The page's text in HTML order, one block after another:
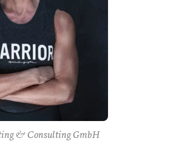
& Consulting GmbH